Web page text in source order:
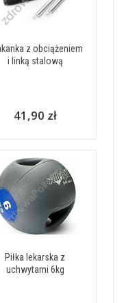
z obciążeniem
i linką stalową
41,90 zł
Piłka lekarska z
uchwytami 6kg